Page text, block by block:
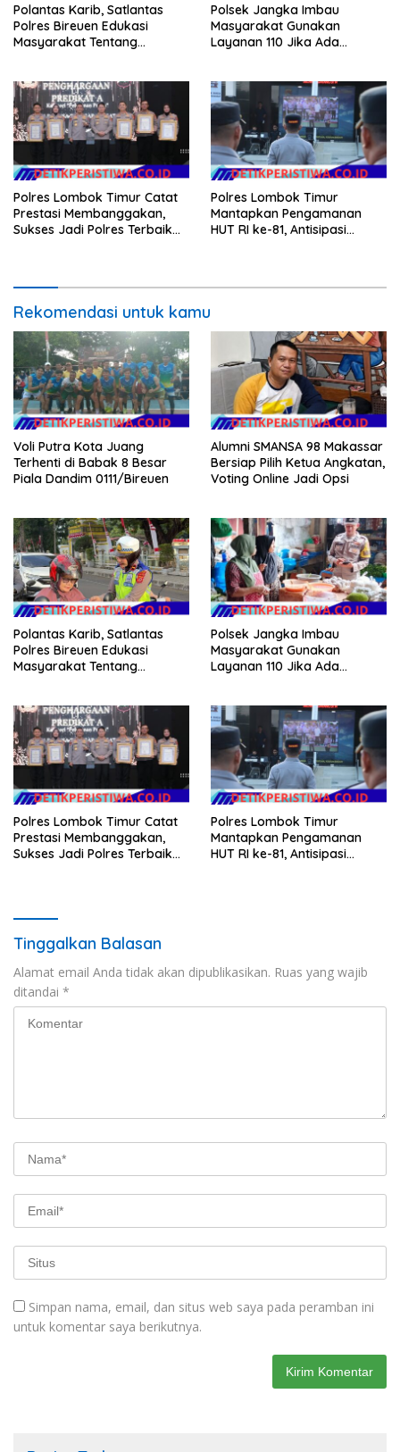
Polantas Karib, Satlantas
Polres Bireuen Edukasi
Masyarakat Tentang
Polsek Jangka Imbau
Masyarakat Gunakan
Layanan 110 Jika Ada
Polres Lombok Timur Catat
Prestasi Membanggakan,
Sukses Jadi Polres Terbaik
Polres Lombok Timur
Mantapkan Pengamanan
HUT RI ke-81, Antisipasi
Rekomendasi untuk kamu
Voli Putra Kota Juang
Terhenti di Babak 8 Besar
Piala Dandim 0111/Bireuen
Alumni SMANSA 98 Makassar
Bersiap Pilih Ketua Angkatan,
Voting Online Jadi Opsi
Polantas Karib, Satlantas
Polres Bireuen Edukasi
Masyarakat Tentang
Polsek Jangka Imbau
Masyarakat Gunakan
Layanan 110 Jika Ada
Polres Lombok Timur Catat
Prestasi Membanggakan,
Sukses Jadi Polres Terbaik
Polres Lombok Timur
Mantapkan Pengamanan
HUT RI ke-81, Antisipasi
Tinggalkan Balasan
Alamat email Anda tidak akan dipublikasikan. Ruas yang wajib
ditandai *
Simpan nama, email, dan situs web saya pada peramban ini
untuk komentar saya berikutnya.